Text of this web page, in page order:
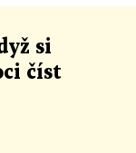
si
číst